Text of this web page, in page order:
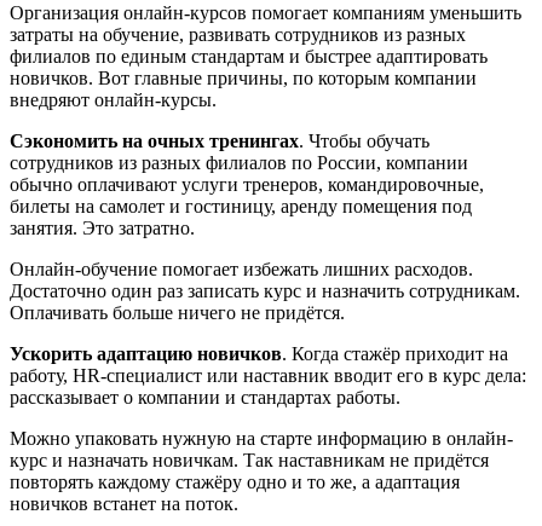
Организация онлайн-курсов помогает компаниям уменьшить
затраты на обучение, развивать сотрудников из разных
филиалов по единым стандартам и быстрее адаптировать
новичков. Вот главные причины, по которым компании
внедряют онлайн-курсы.
Сэкономить на очных тренингах. Чтобы обучать
сотрудников из разных филиалов по России, компании
обычно оплачивают услуги тренеров, командировочные,
билеты на самолет и гостиницу, аренду помещения под
занятия. Это затратно.
Онлайн-обучение помогает избежать лишних расходов.
Достаточно один раз записать курс и назначить сотрудникам.
Оплачивать больше ничего не придётся.
Ускорить адаптацию новичков. Когда стажёр приходит на
работу, HR-специалист или наставник вводит его в курс дела:
рассказывает о компании и стандартах работы.
Можно упаковать нужную на старте информацию в онлайн-
курс и назначать новичкам. Так наставникам не придётся
повторять каждому стажёру одно и то же, а адаптация
новичков встанет на поток.